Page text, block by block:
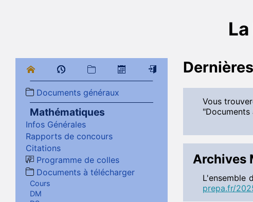
Documents généraux
Mathématiques
Infos Générales
Rapports de concours
Citations
Programme de colles
Documents à télécharger
Cours
DM
Vous
"Documents
Archives
L'ensemble
prepa.fr/